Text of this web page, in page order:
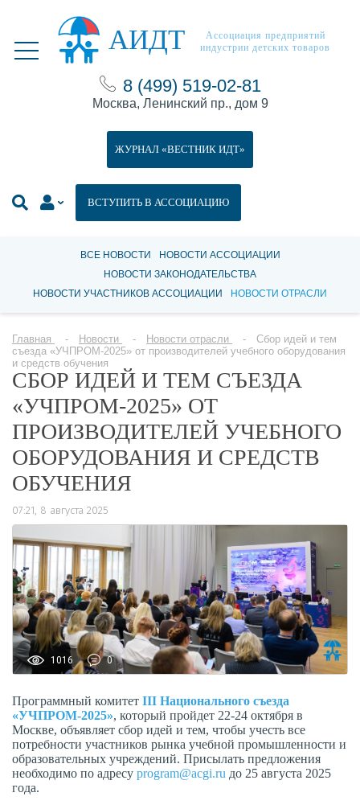
АИДТ
Ассоциация предприятий
индустрии детских товаров
8 (499) 519-02-81
Москва, Ленинский пр., дом 9
ВСТУПИТЬ В АССОЦИАЦИЮ
ЖУРНАЛ «ВЕСТНИК ИДТ»
ВСЕ НОВОСТИ
НОВОСТИ АССОЦИАЦИИ
НОВОСТИ ЗАКОНОДАТЕЛЬСТВА
НОВОСТИ УЧАСТНИКОВ АССОЦИАЦИИ
НОВОСТИ ОТРАСЛИ
Главная Новости Новости отрасли
Сбор идей и тем
съезда «УЧПРОМ-2025» от производителей учебного оборудования
и средств обучения
СБОР ИДЕЙ И ТЕМ СЪЕЗДА
«УЧПРОМ-2025» ОТ
ПРОИЗВОДИТЕЛЕЙ УЧЕБНОГО
ОБОРУДОВАНИЯ И СРЕДСТВ
ОБУЧЕНИЯ
07:21, 8 августа 2025
1016 0
Программный комитет III Национального съезда
«УЧПРОМ-2025», который пройдет 22-24 октября в
Москве, объявляет сбор идей и тем, чтобы учесть все
потребности участников рынка учебной промышленности и
образовательных учреждений. Присылать предложения
необходимо по адресу program@acgi.ru до 25 августа 2025
года.